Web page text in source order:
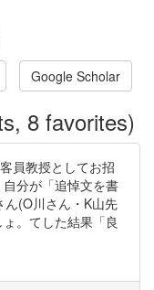
Google Scholar
8 favorites)
員教授としてお招
分が「追悼文を書
ん(O川さん・K山先
。てした結果「良